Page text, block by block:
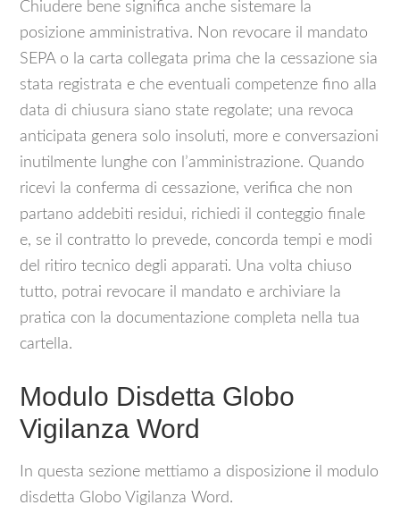
Chiudere bene significa anche sistemare la
posizione amministrativa. Non revocare il mandato
SEPA o la carta collegata prima che la cessazione sia
stata registrata e che eventuali competenze fino alla
data di chiusura siano state regolate; una revoca
anticipata genera solo insoluti, more e conversazioni
inutilmente lunghe con l’amministrazione. Quando
ricevi la conferma di cessazione, verifica che non
partano addebiti residui, richiedi il conteggio finale
e, se il contratto lo prevede, concorda tempi e modi
del ritiro tecnico degli apparati. Una volta chiuso
tutto, potrai revocare il mandato e archiviare la
pratica con la documentazione completa nella tua
cartella.
Modulo Disdetta Globo
Vigilanza Word
In questa sezione mettiamo a disposizione il modulo
disdetta Globo Vigilanza Word.